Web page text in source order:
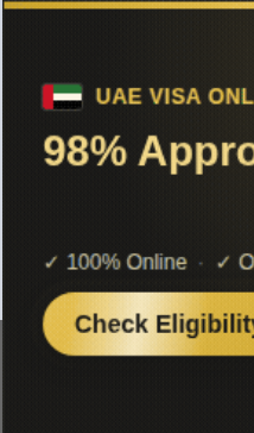
Чтобы не
«Вершина
Год: